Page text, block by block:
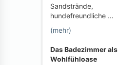
Sandstrände,
hundefreundliche …
(mehr)
Das Badezimmer als
Wohlfühloase